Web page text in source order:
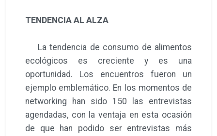
TENDENCIA AL ALZA
La tendencia de consumo de alimentos
ecológicos es creciente y es una
oportunidad. Los encuentros fueron un
ejemplo emblemático. En los momentos de
networking han sido 150 las entrevistas
agendadas, con la ventaja en esta ocasión
de que han podido ser entrevistas más